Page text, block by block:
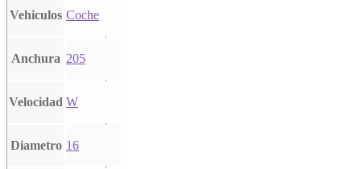
Vehiculos Coche
Anchura 205
Velocidad W
Diametro 16